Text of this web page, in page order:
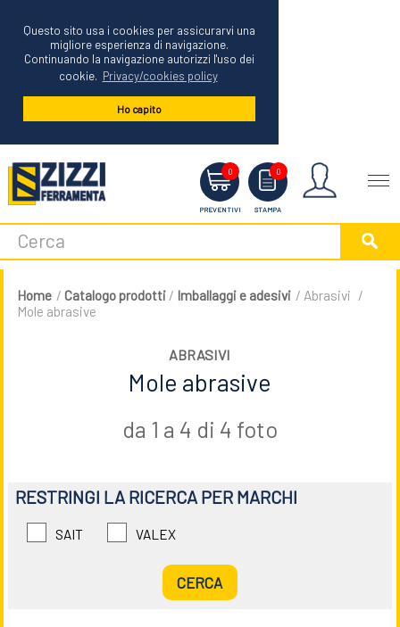
Questo sito usa i cookies per assicurarvi una
migliore esperienza di navigazione.
Continuando la navigazione autorizzi l'uso dei
cookie. Privacy/cookies policy
Ho capito
0
PREVENTIVI
0
STAMPA
Menu
Home / Catalogo prodotti/ Imballaggi e adesivi / Abrasivi /
Mole abrasive
ABRASIVI
Mole abrasive
da 1 a 4 di 4 foto
RESTRINGI LA RICERCA PER MARCHI
SAIT VALEX